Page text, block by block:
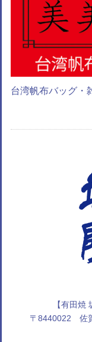
台湾帆布バッグ
【有田焼
〒8440022 佐